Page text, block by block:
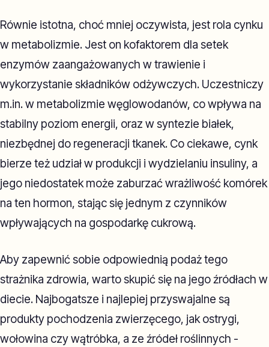
Równie istotna, choć mniej oczywista, jest rola cynku
w metabolizmie. Jest on kofaktorem dla setek
enzymów zaangażowanych w trawienie i
wykorzystanie składników odżywczych. Uczestniczy
m.in. w metabolizmie węglowodanów, co wpływa na
stabilny poziom energii, oraz w syntezie białek,
niezbędnej do regeneracji tkanek. Co ciekawe, cynk
bierze też udział w produkcji i wydzielaniu insuliny, a
jego niedostatek może zaburzać wrażliwość komórek
na ten hormon, stając się jednym z czynników
wpływających na gospodarkę cukrową.
Aby zapewnić sobie odpowiednią podaż tego
strażnika zdrowia, warto skupić się na jego źródłach w
diecie. Najbogatsze i najlepiej przyswajalne są
produkty pochodzenia zwierzęcego, jak ostrygi,
wołowina czy wątróbka, a ze źródeł roślinnych -